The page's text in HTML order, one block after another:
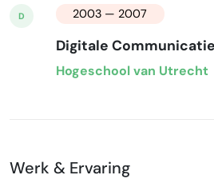
D 2003 — 2007
Digitale
Hogeschool van Utrecht
Werk & Ervaring